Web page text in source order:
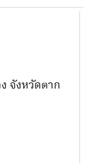
จังหวัดตาก